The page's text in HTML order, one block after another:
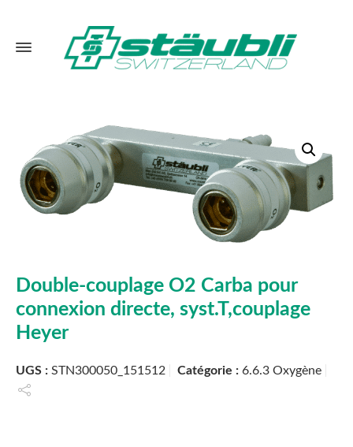
Double-couplage O2 Carba pour
connexion directe, syst.T,couplage
Heyer
UGS : STN300050_151512 Catégorie : 6.6.3 Oxygène